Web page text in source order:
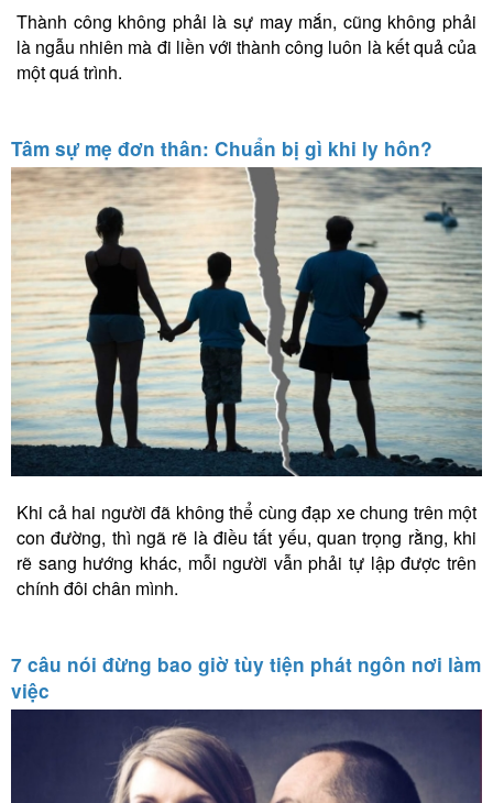
Thành công không phải là sự may mắn, cũng không phải
là ngẫu nhiên mà đi liền với thành công luôn là kết quả của
một quá trình.
Tâm sự mẹ đơn thân: Chuẩn bị gì khi ly hôn?
Khi cả hai người đã không thể cùng đạp xe chung trên một
con đường, thì ngã rẽ là điều tất yếu, quan trọng rằng, khi
rẽ sang hướng khác, mỗi người vẫn phải tự lập được trên
chính đôi chân mình.
7 câu nói đừng bao giờ tùy tiện phát ngôn nơi làm
việc